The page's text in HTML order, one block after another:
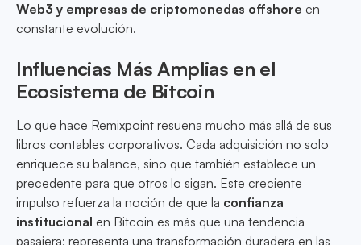
Web3 y empresas de criptomonedas offshore en
constante evolución.
Influencias Más Amplias en el
Ecosistema de Bitcoin
Lo que hace Remixpoint resuena mucho más allá de sus
libros contables corporativos. Cada adquisición no solo
enriquece su balance, sino que también establece un
precedente para que otros lo sigan. Este creciente
impulso refuerza la noción de que la confianza
institucional en Bitcoin es más que una tendencia
pasajera; representa una transformación duradera en las